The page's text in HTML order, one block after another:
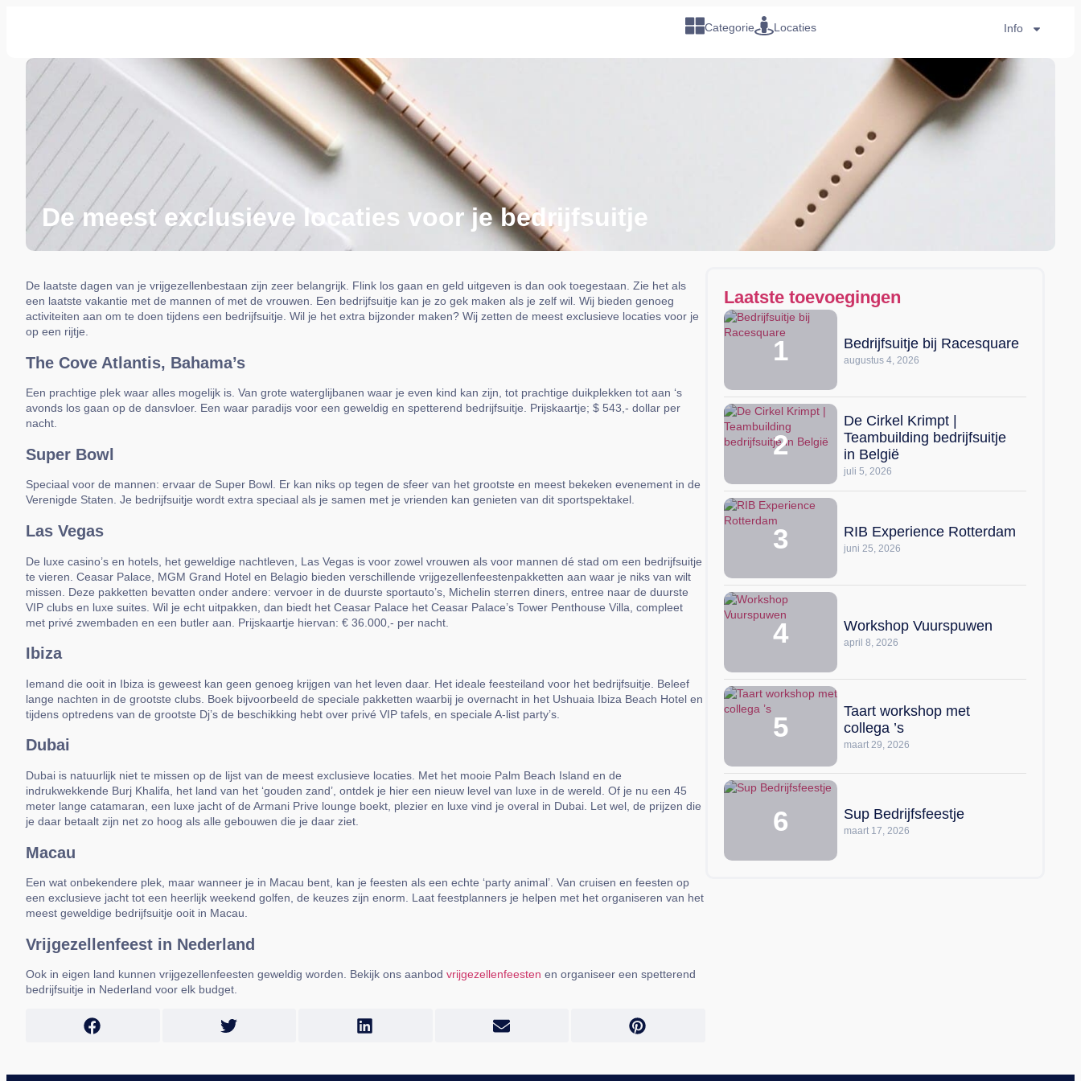
Categorie Locaties Info
De meest exclusieve locaties voor je bedrijfsuitje
De laatste dagen van je vrijgezellenbestaan zijn zeer belangrijk. Flink los gaan en geld uitgeven is dan ook toegestaan. Zie het als
een laatste vakantie met de mannen of met de vrouwen. Een bedrijfsuitje kan je zo gek maken als je zelf wil. Wij bieden genoeg
activiteiten aan om te doen tijdens een bedrijfsuitje. Wil je het extra bijzonder maken? Wij zetten de meest exclusieve locaties voor je
op een rijtje.
The Cove Atlantis, Bahama’s
Een prachtige plek waar alles mogelijk is. Van grote waterglijbanen waar je even kind kan zijn, tot prachtige duikplekken tot aan ‘s
avonds los gaan op de dansvloer. Een waar paradijs voor een geweldig en spetterend bedrijfsuitje. Prijskaartje; $ 543,- dollar per
nacht.
Super Bowl
Speciaal voor de mannen: ervaar de Super Bowl. Er kan niks op tegen de sfeer van het grootste en meest bekeken evenement in de
Verenigde Staten. Je bedrijfsuitje wordt extra speciaal als je samen met je vrienden kan genieten van dit sportspektakel.
Las Vegas
De luxe casino’s en hotels, het geweldige nachtleven, Las Vegas is voor zowel vrouwen als voor mannen dé stad om een bedrijfsuitje
te vieren. Ceasar Palace, MGM Grand Hotel en Belagio bieden verschillende vrijgezellenfeestenpakketten aan waar je niks van wilt
missen. Deze pakketten bevatten onder andere: vervoer in de duurste sportauto’s, Michelin sterren diners, entree naar de duurste
VIP clubs en luxe suites. Wil je echt uitpakken, dan biedt het Ceasar Palace het Ceasar Palace’s Tower Penthouse Villa, compleet
met privé zwembaden en een butler aan. Prijskaartje hiervan: € 36.000,- per nacht.
Ibiza
Iemand die ooit in Ibiza is geweest kan geen genoeg krijgen van het leven daar. Het ideale feesteiland voor het bedrijfsuitje. Beleef
lange nachten in de grootste clubs. Boek bijvoorbeeld de speciale pakketten waarbij je overnacht in het Ushuaia Ibiza Beach Hotel en
tijdens optredens van de grootste Dj’s de beschikking hebt over privé VIP tafels, en speciale A-list party’s.
Dubai
Dubai is natuurlijk niet te missen op de lijst van de meest exclusieve locaties. Met het mooie Palm Beach Island en de
indrukwekkende Burj Khalifa, het land van het ‘gouden zand’, ontdek je hier een nieuw level van luxe in de wereld. Of je nu een 45
meter lange catamaran, een luxe jacht of de Armani Prive lounge boekt, plezier en luxe vind je overal in Dubai. Let wel, de prijzen die
je daar betaalt zijn net zo hoog als alle gebouwen die je daar ziet.
Macau
Een wat onbekendere plek, maar wanneer je in Macau bent, kan je feesten als een echte ‘party animal’. Van cruisen en feesten op
een exclusieve jacht tot een heerlijk weekend golfen, de keuzes zijn enorm. Laat feestplanners je helpen met het organiseren van het
meest geweldige bedrijfsuitje ooit in Macau.
Vrijgezellenfeest in Nederland
Ook in eigen land kunnen vrijgezellenfeesten geweldig worden. Bekijk ons aanbod vrijgezellenfeesten en organiseer een spetterend
bedrijfsuitje in Nederland voor elk budget.
Laatste toevoegingen
Bedrijfsuitje bij Racesquare
augustus 4, 2026
De Cirkel Krimpt |
Teambuilding bedrijfsuitje
in België
juli 5, 2026
RIB Experience Rotterdam
juni 25, 2026
Workshop Vuurspuwen
april 8, 2026
Taart workshop met
collega ’s
maart 29, 2026
Sup Bedrijfsfeestje
maart 17, 2026